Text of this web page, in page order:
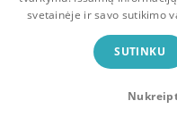
Bookswap
Mainykis
Uždaryti
svetainėje ir savo sutikimo
SUTINKU